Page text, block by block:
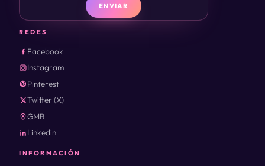
ENVIAR
REDES
Facebook
Instagram
Pinterest
Twitter (X)
GMB
Linkedin
INFORMACIÓN